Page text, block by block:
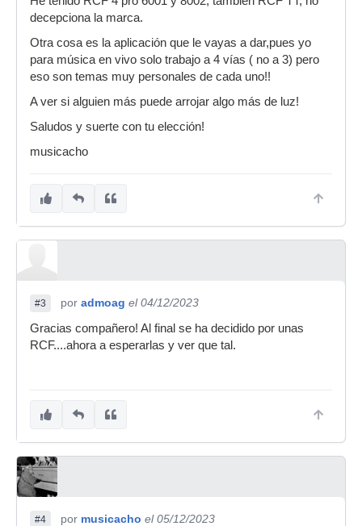
decepciona la marca.
Otra cosa es la aplicación que le vayas a dar,pues yo
para música en vivo solo trabajo a 4 vías ( no a 3) pero
eso son temas muy personales de cada uno!!
A ver si alguien más puede arrojar algo más de luz!
Saludos y suerte con tu elección!
musicacho
#3 por admoag el 04/12/2023
Gracias compañero! Al final se ha decidido por unas
RCF....ahora a esperarlas y ver que tal.
#4 por musicacho el 05/12/2023